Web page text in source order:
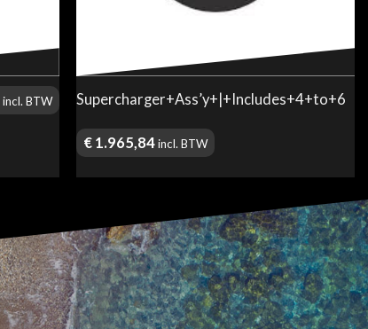
incl. BTW Supercharger+Ass’y+|+Includes+4+to+6
€ 1.965,84 incl. BTW